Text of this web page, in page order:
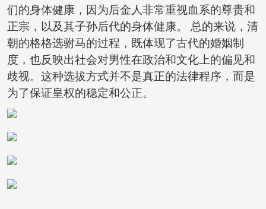
们的身体健康，因为后金人非常重视血系的尊贵和
正宗，以及其子孙后代的身体健康。 总的来说，清
朝的格格选驸马的过程，既体现了古代的婚姻制
度，也反映出社会对男性在政治和文化上的偏见和
歧视。这种选拔方式并不是真正的法律程序，而是
为了保证皇权的稳定和公正。